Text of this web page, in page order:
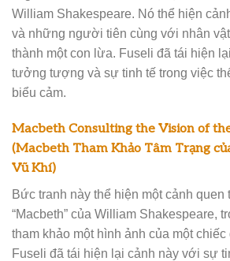
William Shakespeare. Nó thể hiện
và những người tiên cùng với nhân
thành một con lừa. Fuseli đã tái hiện
tưởng tượng và sự tinh tế trong việc
biểu cảm.
Macbeth Consulting the Vision of
(Macbeth Tham Khảo Tâm Trạng
Vũ Khí)
Bức tranh này thể hiện một cảnh quen
“Macbeth” của William Shakespeare,
tham khảo một hình ảnh của một chiếc
Fuseli đã tái hiện lại cảnh này với sự